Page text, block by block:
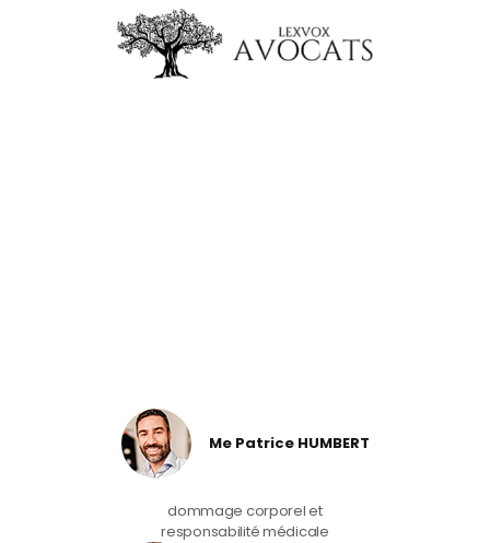
Me Patrice HUMBERT
dommage corporel et
responsabilité médicale